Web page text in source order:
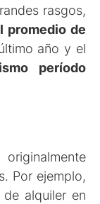
rasgos,
promedio de
año y el
período
Por ejemplo,
alquiler en